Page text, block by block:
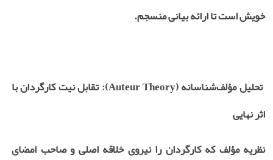
خویش است تا ارائه بیانی منسجم.
تحلیل مؤلف‌شناسانه (Auteur Theory): تقابل نیت کارگردان با
اثر نهایی
نظریه مؤلف که کارگردان را نیروی خلاقه اصلی و صاحب امضای